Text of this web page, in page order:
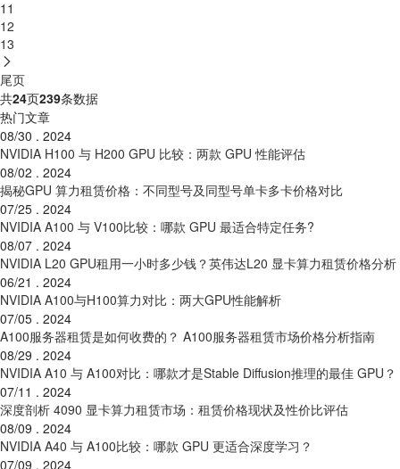
11
12
13
尾页
共24页239条数据
热门文章
08/30 . 2024
NVIDIA H100 与 H200 GPU 比较：两款 GPU 性能评估
08/02 . 2024
揭秘GPU 算力租赁价格：不同型号及同型号单卡多卡价格对比
07/25 . 2024
NVIDIA A100 与 V100比较：哪款 GPU 最适合特定任务?
08/07 . 2024
NVIDIA L20 GPU租用一小时多少钱？英伟达L20 显卡算力租赁价格分析
06/21 . 2024
NVIDIA A100与H100算力对比：两大GPU性能解析
07/05 . 2024
A100服务器租赁是如何收费的？ A100服务器租赁市场价格分析指南
08/29 . 2024
NVIDIA A10 与 A100对比：哪款才是Stable Diffusion推理的最佳 GPU？
07/11 . 2024
深度剖析 4090 显卡算力租赁市场：租赁价格现状及性价比评估
08/09 . 2024
NVIDIA A40 与 A100比较：哪款 GPU 更适合深度学习？
07/09 . 2024